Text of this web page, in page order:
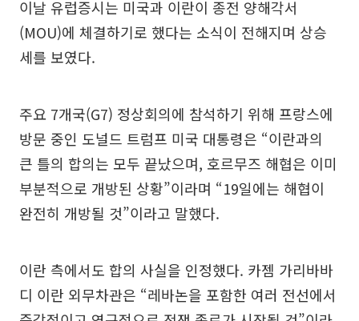
이날 유럽증시는 미국과 이란이 종전 양해각서
(MOU)에 체결하기로 했다는 소식이 전해지며 상승
세를 보였다.
주요 7개국(G7) 정상회의에 참석하기 위해 프랑스에
방문 중인 도널드 트럼프 미국 대통령은 “이란과의
큰 틀의 합의는 모두 끝났으며, 호르무즈 해협은 이미
부분적으로 개방된 상황”이라며 “19일에는 해협이
완전히 개방될 것”이라고 말했다.
이란 측에서도 합의 사실을 인정했다. 카젬 가리바바
디 이란 외무차관은 “레바논을 포함한 여러 전선에서